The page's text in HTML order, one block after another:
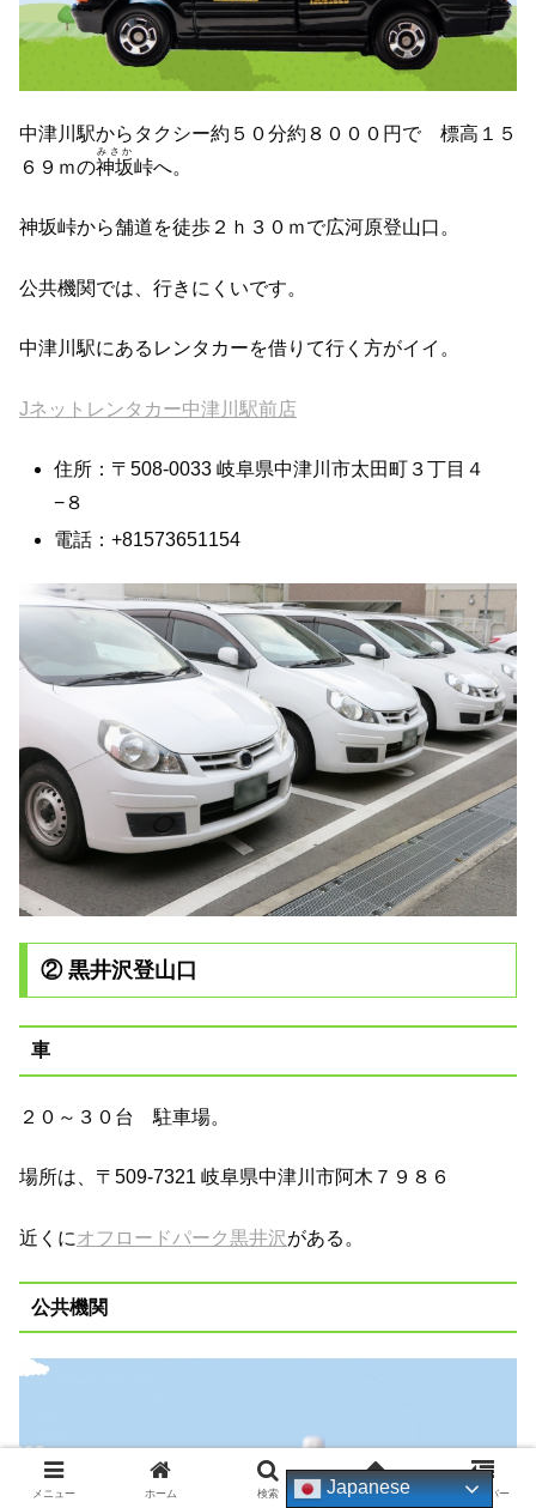
中津川駅からタクシー約５０分約８０００円で 標高１５
６９ｍの神坂
みさか
峠へ。
神坂峠から舗道を徒歩２ｈ３０ｍで広河原登山口。
公共機関では、行きにくいです。
中津川駅にあるレンタカーを借りて行く方がイイ。
Jネットレンタカー中津川駅前店
住所：〒508-0033 岐阜県中津川市太田町３丁目４
−８
電話：+81573651154
② 黒井沢登山口
車
２０～３０台 駐車場。
場所は、〒509-7321 岐阜県中津川市阿木７９８６
近くにオフロードパーク黒井沢がある。
公共機関
メニュー ホーム 検索 トップ サイドバー
Japanese